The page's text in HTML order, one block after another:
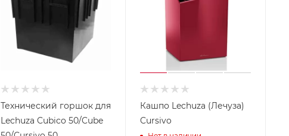
Технический горшок для
Lechuza Cubico 50/Cube
Кашпо Lechuza (Лечуза)
Cursivo